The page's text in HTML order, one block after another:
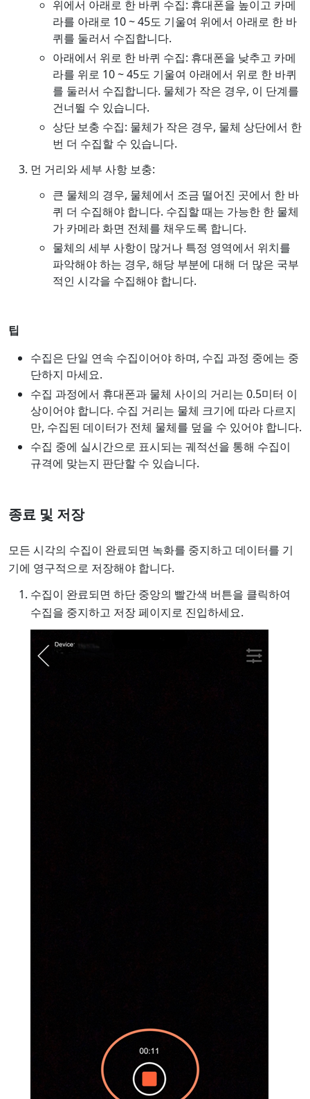
위에서 아래로 한 바퀴 수집: 휴대폰을 높이고 카메
라를 아래로 10 ~ 45도 기울여 위에서 아래로 한 바
퀴를 둘러서 수집합니다.
아래에서 위로 한 바퀴 수집: 휴대폰을 낮추고 카메
라를 위로 10 ~ 45도 기울여 아래에서 위로 한 바퀴
를 둘러서 수집합니다. 물체가 작은 경우, 이 단계를
건너뛸 수 있습니다.
상단 보충 수집: 물체가 작은 경우, 물체 상단에서 한
번 더 수집할 수 있습니다.
먼 거리와 세부 사항 보충:
큰 물체의 경우, 물체에서 조금 떨어진 곳에서 한 바
퀴 더 수집해야 합니다. 수집할 때는 가능한 한 물체
가 카메라 화면 전체를 채우도록 합니다.
물체의 세부 사항이 많거나 특정 영역에서 위치를
파악해야 하는 경우, 해당 부분에 대해 더 많은 국부
적인 시각을 수집해야 합니다.
팁
수집은 단일 연속 수집이어야 하며, 수집 과정 중에는 중
단하지 마세요.
수집 과정에서 휴대폰과 물체 사이의 거리는 0.5미터 이
상이어야 합니다. 수집 거리는 물체 크기에 따라 다르지
만, 수집된 데이터가 전체 물체를 덮을 수 있어야 합니다.
수집 중에 실시간으로 표시되는 궤적선을 통해 수집이
규격에 맞는지 판단할 수 있습니다.
종료 및 저장
모든 시각의 수집이 완료되면 녹화를 중지하고 데이터를 기
기에 영구적으로 저장해야 합니다.
수집이 완료되면 하단 중앙의 빨간색 버튼을 클릭하여
수집을 중지하고 저장 페이지로 진입하세요.